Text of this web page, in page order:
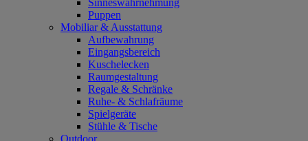
Sinneswahrnehmung
Puppen
Mobiliar & Ausstattung
Aufbewahrung
Eingangsbereich
Kuschelecken
Raumgestaltung
Regale & Schränke
Ruhe- & Schlafräume
Spielgeräte
Stühle & Tische